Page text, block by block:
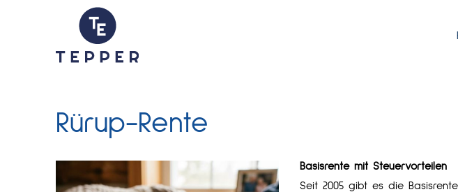
Rürup-Rente
Basisrente mit Steuervorteilen
Seit 2005 gibt es die